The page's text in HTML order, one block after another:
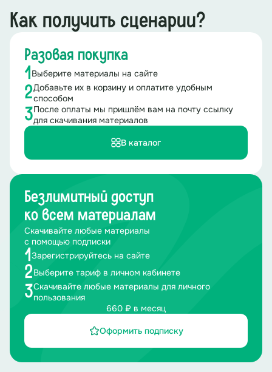
Как получить сценарии?
Разовая покупка
1 Выберите материалы на сайте
2Добавьте их в корзину и оплатите удобным
способом
3После оплаты мы пришлём вам на почту ссылку
для скачивания материалов
В каталог
Безлимитный доступ
ко всем материалам
Скачивайте любые материалы
с помощью подписки
1 Зарегистрируйтесь на сайте
2Выберите тариф в личном кабинете
3Скачивайте любые материалы для личного
пользования
660 ₽ в месяц
Оформить подписку